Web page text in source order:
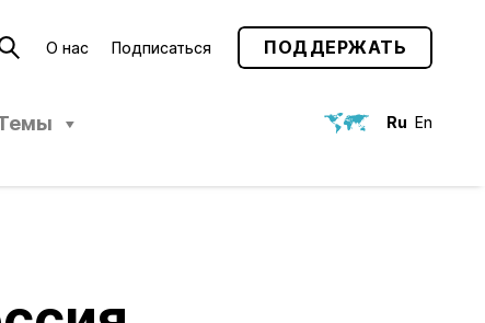
О нас Подписаться ПОДДЕРЖАТЬ
Ru En